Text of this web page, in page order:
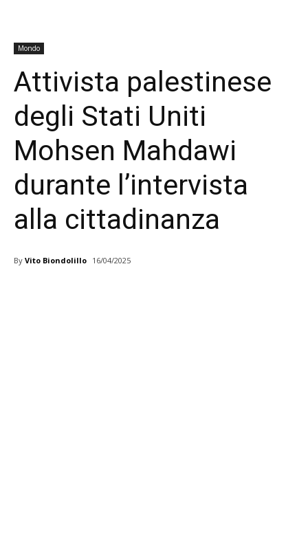
Mondo
Attivista palestinese
degli Stati Uniti
Mohsen Mahdawi
durante l’intervista
alla cittadinanza
By Vito Biondolillo 16/04/2025